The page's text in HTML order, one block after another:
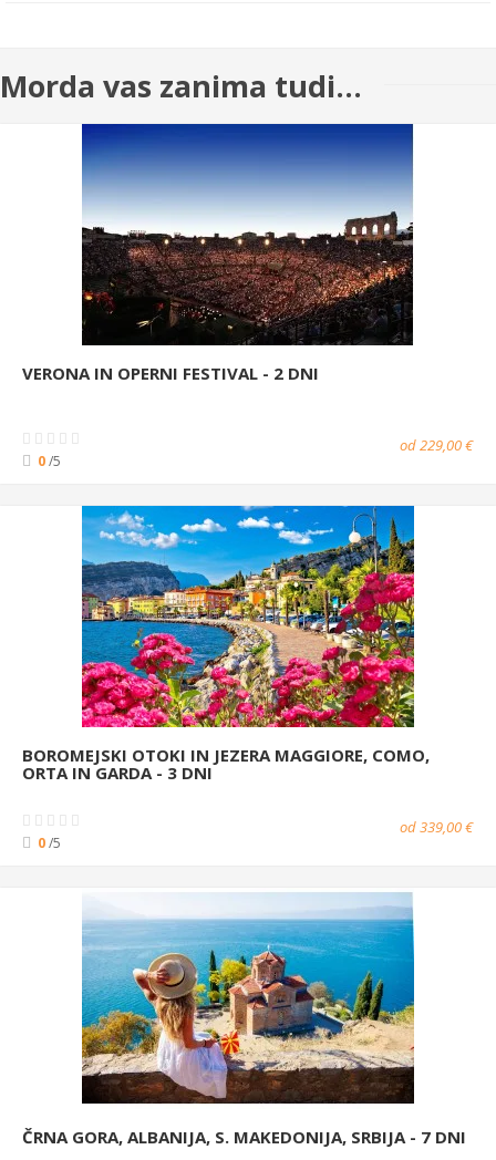
Morda vas zanima tudi...
VERONA IN OPERNI FESTIVAL - 2 DNI
0/5
od 229,00 €
BOROMEJSKI OTOKI IN JEZERA MAGGIORE, COMO,
ORTA IN GARDA - 3 DNI
0/5
od 339,00 €
ČRNA GORA, ALBANIJA, S. MAKEDONIJA, SRBIJA - 7 DNI